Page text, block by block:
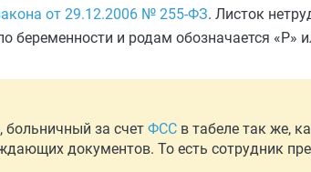
от 29.12.2006 № 255-ФЗ. Листок
беременности и родам обозначается «Р»
больничный за счет ФСС в табеле так же,
документов. То есть сотрудник